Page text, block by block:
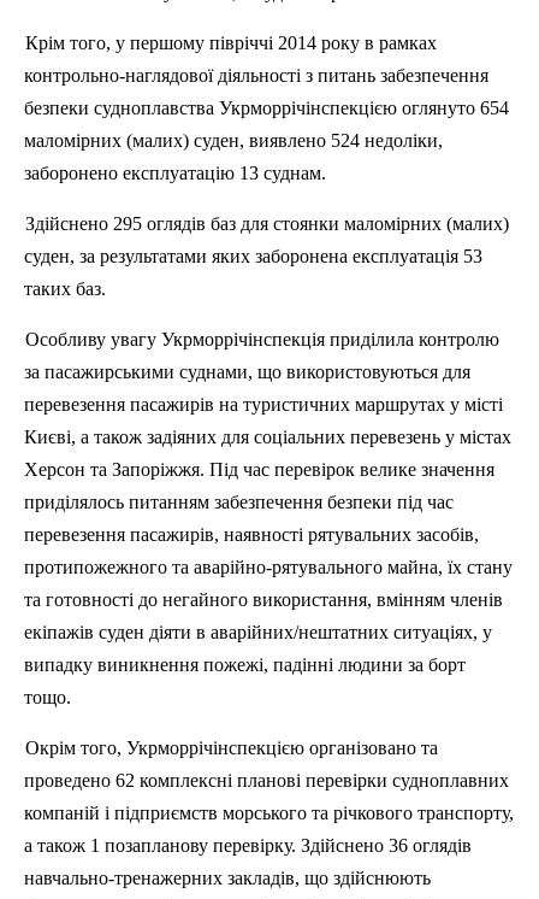
Крім того, у першому півріччі 2014 року в рамках
контрольно-наглядової діяльності з питань забезпечення
безпеки судноплавства Укрморрічінспекцією оглянуто 654
маломірних (малих) суден, виявлено 524 недоліки,
заборонено експлуатацію 13 суднам.
Здійснено 295 оглядів баз для стоянки маломірних (малих)
суден, за результатами яких заборонена експлуатація 53
таких баз.
Особливу увагу Укрморрічінспекція приділила контролю
за пасажирськими суднами, що використовуються для
перевезення пасажирів на туристичних маршрутах у місті
Києві, а також задіяних для соціальних перевезень у містах
Херсон та Запоріжжя. Під час перевірок велике значення
приділялось питанням забезпечення безпеки під час
перевезення пасажирів, наявності рятувальних засобів,
протипожежного та аварійно-рятувального майна, їх стану
та готовності до негайного використання, вмінням членів
екіпажів суден діяти в аварійних/нештатних ситуаціях, у
випадку виникнення пожежі, падінні людини за борт
тощо.
Окрім того, Укрморрічінспекцією організовано та
проведено 62 комплексні планові перевірки судноплавних
компаній і підприємств морського та річкового транспорту,
а також 1 позапланову перевірку. Здійснено 36 оглядів
навчально-тренажерних закладів, що здійснюють